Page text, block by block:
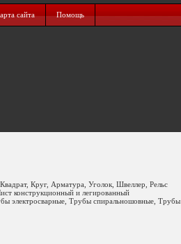
сайта Помощь
Круг, Арматура, Уголок, Швеллер, Рельс
конструкционный и легированный
электросварные, Трубы спиральношовные, Трубы